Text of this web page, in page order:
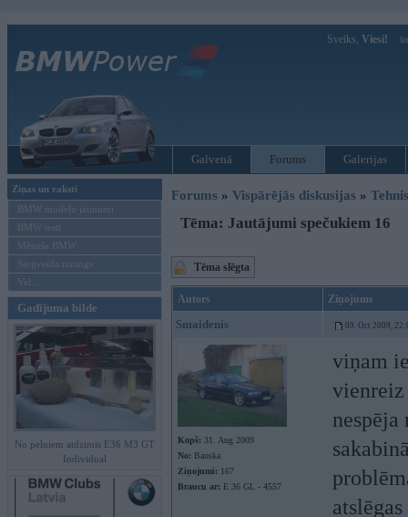
Sveiks, Viesi!
Galvenā Forums Galerijas
Ziņas un raksti
BMW modeļu jaunumi
BMW testi
Mēneša BMW
Sērijveida tūnings
Vel...
Gadījuma bilde
No pelniem atdzimis E36 M3 GT
Individual
Forums » Vispārējās diskusijas »
Tēma: Jautājumi spečukiem 16
Tēma slēgta
Autors Ziņojums
Smaidenis 09. Oct 2009,
Kopš: 31. Aug 2009
No: Bauska
Ziņojumi: 167
Braucu ar: E 36 GL - 4557
viņam
vienreiz
nespēja